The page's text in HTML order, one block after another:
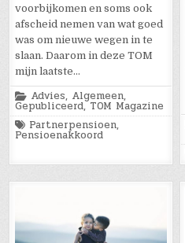
voorbijkomen en soms ook
afscheid nemen van wat goed
was om nieuwe wegen in te
slaan. Daarom in deze TOM
mijn laatste…
Posted
in
Advies, Algemeen,
Gepubliceerd,TOM Magazine
Tagged
Partnerpensioen,
Pensioenakkoord